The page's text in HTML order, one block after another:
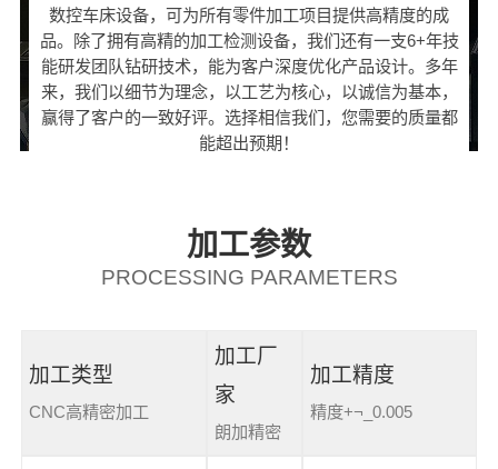
数控车床设备，可为所有零件加工项目提供高精度的成
品。除了拥有高精的加工检测设备，我们还有一支6+年技
能研发团队钻研技术，能为客户深度优化产品设计。多年
来，我们以细节为理念，以工艺为核心，以诚信为基本，
赢得了客户的一致好评。选择相信我们，您需要的质量都
能超出预期！
加工参数
PROCESSING PARAMETERS
加工类型
CNC高精密加工
加工厂
家
朗加精密
加工精度
精度+¬_0.005